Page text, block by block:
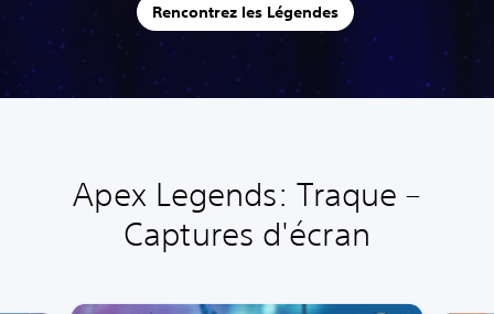
Rencontrez les Légendes
Apex Legends: Traque –
Captures d'écran